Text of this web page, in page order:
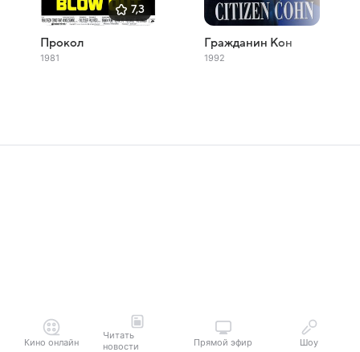
7,3
Прокол
1981
Гражданин Кон
1992
Кино онлайн
Читать
новости
Прямой эфир Шоу